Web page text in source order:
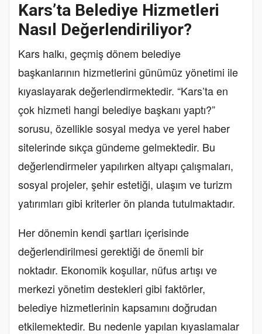
Kars’ta Belediye Hizmetleri
Nasıl Değerlendiriliyor?
Kars halkı, geçmiş dönem belediye
başkanlarının hizmetlerini günümüz yönetimi ile
kıyaslayarak değerlendirmektedir. “Kars’ta en
çok hizmeti hangi belediye başkanı yaptı?”
sorusu, özellikle sosyal medya ve yerel haber
sitelerinde sıkça gündeme gelmektedir. Bu
değerlendirmeler yapılırken altyapı çalışmaları,
sosyal projeler, şehir estetiği, ulaşım ve turizm
yatırımları gibi kriterler ön planda tutulmaktadır.
Her dönemin kendi şartları içerisinde
değerlendirilmesi gerektiği de önemli bir
noktadır. Ekonomik koşullar, nüfus artışı ve
merkezi yönetim destekleri gibi faktörler,
belediye hizmetlerinin kapsamını doğrudan
etkilemektedir. Bu nedenle yapılan kıyaslamalar